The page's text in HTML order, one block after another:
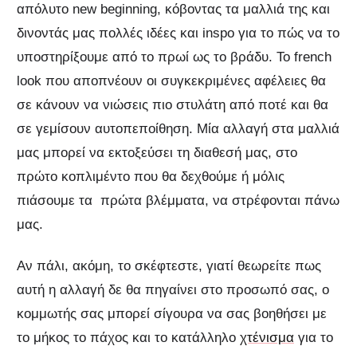
απόλυτο new beginning, κόβοντας τα μαλλιά της και
δινοντάς μας πολλές ιδέες και inspo για το πώς να το
υποστηρίξουμε από το πρωί ως το βράδυ. Το french
look που αποπνέουν οι συγκεκριμένες αφέλειες θα
σε κάνουν να νιώσεις πιο στυλάτη από ποτέ και θα
σε γεμίσουν αυτοπεποίθηση. Μία αλλαγή στα μαλλιά
μας μπορεί να εκτοξεύσει τη διαθεσή μας, στο
πρώτο κοπλιμέντο που θα δεχθούμε ή μόλις
πιάσουμε τα πρώτα βλέμματα, να στρέφονται πάνω
μας.
Αν πάλι, ακόμη, το σκέφτεστε, γιατί θεωρείτε πως
αυτή η αλλαγή δε θα πηγαίνει στο προσωπό σας, ο
κομμωτής σας μπορεί σίγουρα να σας βοηθήσει με
το μήκος το πάχος και το κατάλληλο χτένισμα για το